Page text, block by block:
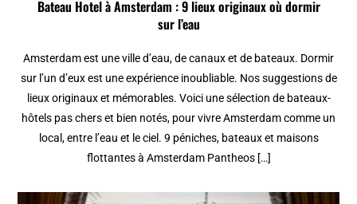
Bateau Hotel à Amsterdam : 9 lieux originaux où dormir
sur l’eau
Amsterdam est une ville d’eau, de canaux et de bateaux. Dormir
sur l’un d’eux est une expérience inoubliable. Nos suggestions de
lieux originaux et mémorables. Voici une sélection de bateaux-
hôtels pas chers et bien notés, pour vivre Amsterdam comme un
local, entre l’eau et le ciel. 9 péniches, bateaux et maisons
flottantes à Amsterdam Pantheos […]